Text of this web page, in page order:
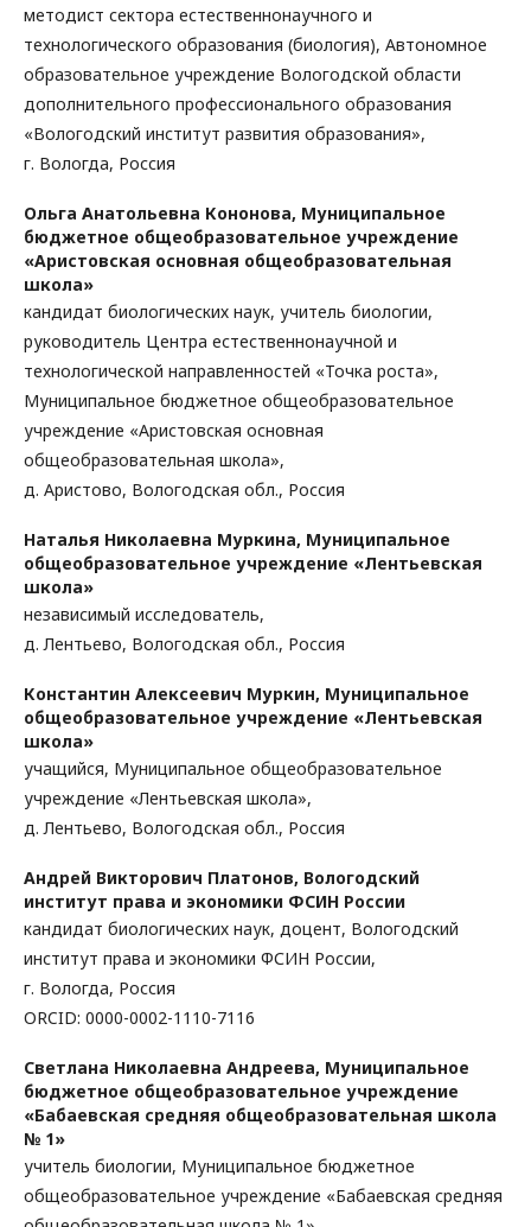
методист сектора естественнонаучного и
технологического образования (биология), Автономное
образовательное учреждение Вологодской области
дополнительного профессионального образования
«Вологодский институт развития образования»,
г. Вологда, Россия
Ольга Анатольевна Кононова, Муниципальное
бюджетное общеобразовательное учреждение
«Аристовская основная общеобразовательная
школа»
кандидат биологических наук, учитель биологии,
руководитель Центра естественнонаучной и
технологической направленностей «Точка роста»,
Муниципальное бюджетное общеобразовательное
учреждение «Аристовская основная
общеобразовательная школа»,
д. Аристово, Вологодская обл., Россия
Наталья Николаевна Муркина, Муниципальное
общеобразовательное учреждение «Лентьевская
школа»
независимый исследователь,
д. Лентьево, Вологодская обл., Россия
Константин Алексеевич Муркин, Муниципальное
общеобразовательное учреждение «Лентьевская
школа»
учащийся, Муниципальное общеобразовательное
учреждение «Лентьевская школа»,
д. Лентьево, Вологодская обл., Россия
Андрей Викторович Платонов, Вологодский
институт права и экономики ФСИН России
кандидат биологических наук, доцент, Вологодский
институт права и экономики ФСИН России,
г. Вологда, Россия
ORCID: 0000-0002-1110-7116
Светлана Николаевна Андреева, Муниципальное
бюджетное общеобразовательное учреждение
«Бабаевская средняя общеобразовательная школа
№ 1»
учитель биологии, Муниципальное бюджетное
общеобразовательное учреждение «Бабаевская средняя